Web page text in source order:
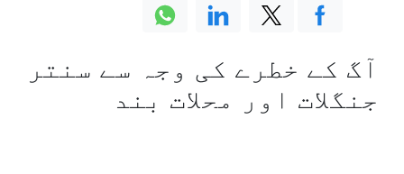
آگ کے خطرے کی وجہ سے سنتر
جنگلات اور محلات بند